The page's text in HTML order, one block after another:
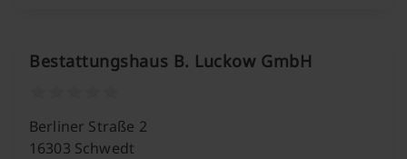
Bestattungshaus B. Luckow GmbH
Berliner Straße 2
16303 Schwedt